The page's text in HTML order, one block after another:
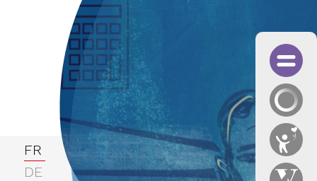
FR
DE